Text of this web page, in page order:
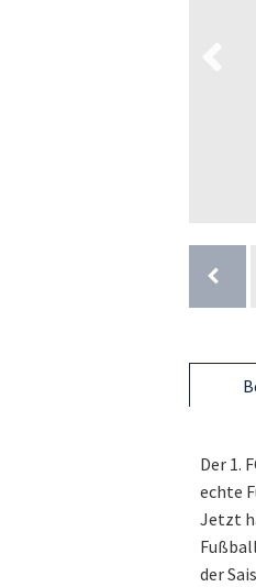
Der 1.
echte
Jetzt
der